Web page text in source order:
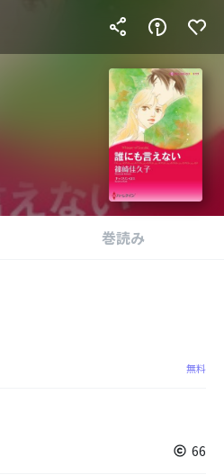
巻読み
無料
66